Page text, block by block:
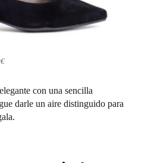
con una sencilla
darle un aire distinguido para